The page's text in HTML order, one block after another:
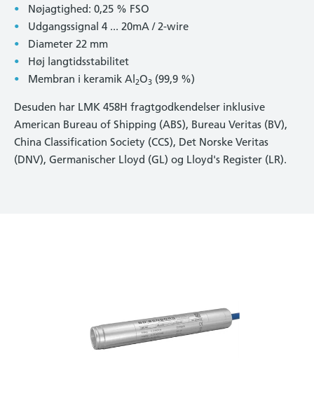
Nøjagtighed: 0,25 % FSO
Udgangssignal 4 ... 20mA / 2-wire
Diameter 22 mm
Høj langtidsstabilitet
Membran i keramik Al2O3 (99,9 %)
Desuden har LMK 458H fragtgodkendelser inklusive
American Bureau of Shipping (ABS), Bureau Veritas (BV),
China Classification Society (CCS), Det Norske Veritas
(DNV), Germanischer Lloyd (GL) og Lloyd's Register (LR).